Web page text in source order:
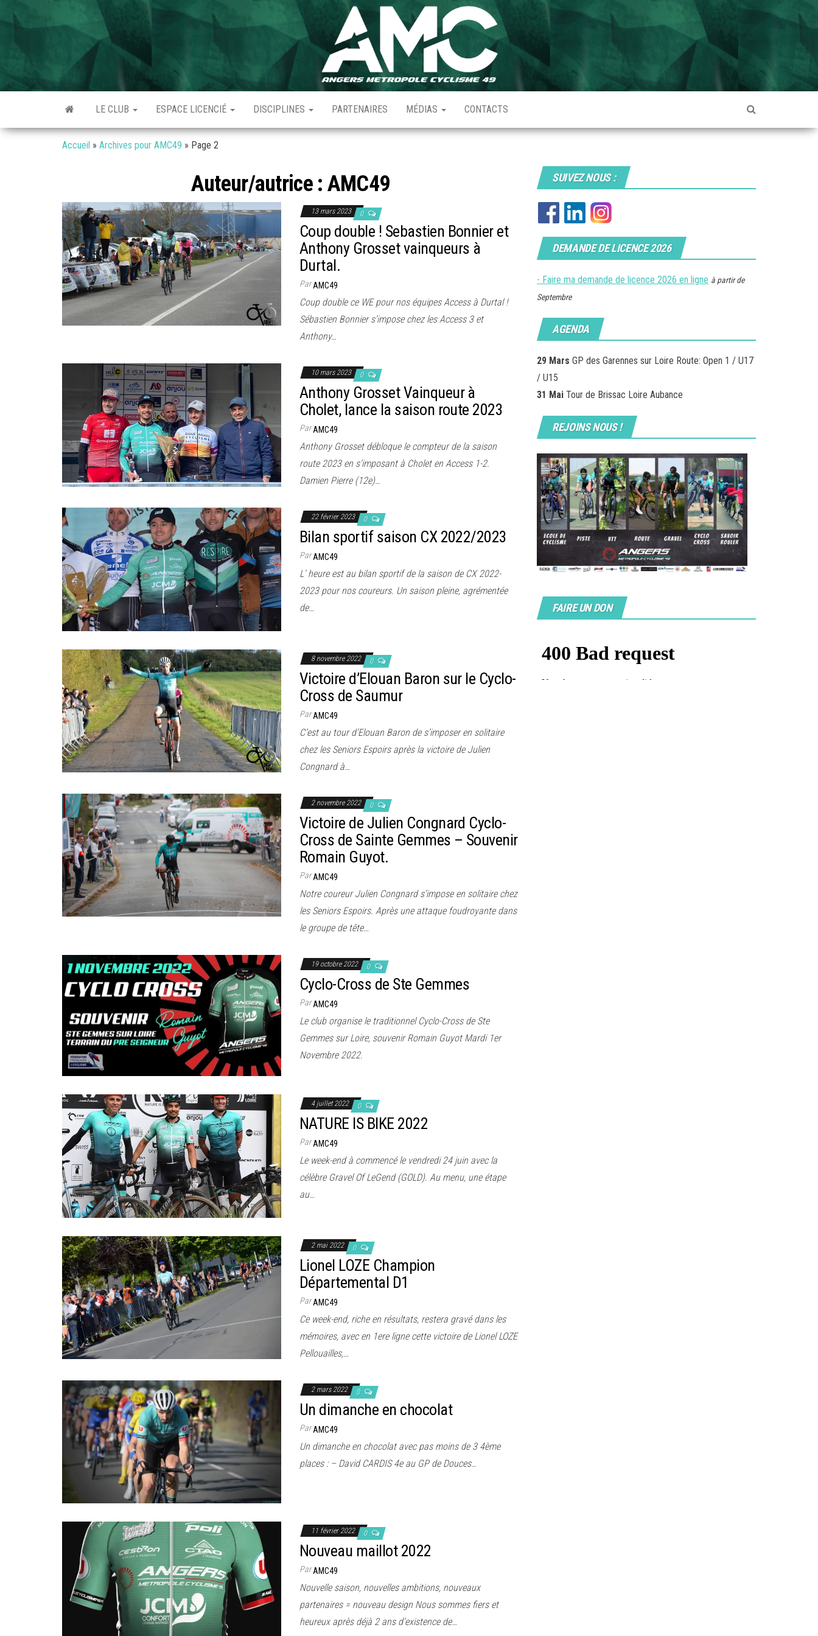
to
Angers
Métropole
Cyclisme
49
cycliste à
Expertise
PerformanceLE CLUB ESPACE LICENCIÉ DISCIPLINES PARTENAIRES MÉDIAS CONTACTS
Accueil » Archives pour AMC49 » Page 2
Auteur/autrice : AMC49
13 mars 2023 0
Coup double ! Sebastien Bonnier et
Anthony Grosset vainqueurs à
Durtal.
ParAMC49
Coup double ce WE pour nos équipes Access à Durtal !
Sébastien Bonnier s’impose chez les Access 3 et
Anthony…
10 mars 2023 0
Anthony Grosset Vainqueur à
Cholet, lance la saison route 2023
ParAMC49
Anthony Grosset débloque le compteur de la saison
route 2023 en s’imposant à Cholet en Access 1-2.
Damien Pierre (12e)…
22 février 2023 0
Bilan sportif saison CX 2022/2023
ParAMC49
L’ heure est au bilan sportif de la saison de CX 2022-
2023 pour nos coureurs. Un saison pleine, agrémentée
de…
8 novembre 2022 0
Victoire d’Elouan Baron sur le Cyclo-
Cross de Saumur
ParAMC49
C’est au tour d’Elouan Baron de s’imposer en solitaire
chez les Seniors Espoirs après la victoire de Julien
Congnard à…
2 novembre 2022 0
Victoire de Julien Congnard Cyclo-
Cross de Sainte Gemmes – Souvenir
Romain Guyot.
ParAMC49
Notre coureur Julien Congnard s’impose en solitaire chez
les Seniors Espoirs. Après une attaque foudroyante dans
le groupe de tête…
19 octobre 2022 0
Cyclo-Cross de Ste Gemmes
ParAMC49
Le club organise le traditionnel Cyclo-Cross de Ste
Gemmes sur Loire, souvenir Romain Guyot Mardi 1er
Novembre 2022.
4 juillet 2022 0
NATURE IS BIKE 2022
ParAMC49
Le week-end à commencé le vendredi 24 juin avec la
célèbre Gravel Of LeGend (GOLD). Au menu, une étape
au…
2 mai 2022 0
Lionel LOZE Champion
Départemental D1
ParAMC49
Ce week-end, riche en résultats, restera gravé dans les
mémoires, avec en 1ere ligne cette victoire de Lionel LOZE
Pellouailles,…
2 mars 2022 0
Un dimanche en chocolat
ParAMC49
Un dimanche en chocolat avec pas moins de 3 4ème
places : – David CARDIS 4e au GP de Douces…
11 février 2022 0
Nouveau maillot 2022
ParAMC49
Nouvelle saison, nouvelles ambitions, nouveaux
partenaires = nouveau design Nous sommes fiers et
heureux après déjà 2 ans d’existence de…
SUIVEZ NOUS :
DEMANDE DE LICENCE 2026
- Faire ma demande de licence 2026 en ligne à partir de
Septembre
AGENDA
29 Mars GP des Garennes sur Loire Route: Open 1 / U17
/ U15
31 Mai Tour de Brissac Loire Aubance
REJOINS NOUS !
FAIRE UN DON